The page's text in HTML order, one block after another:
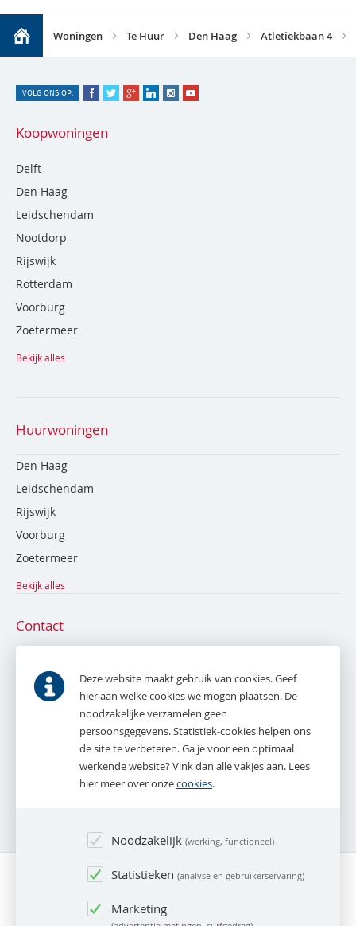
Woningen Te Huur Den Haag Atletiekbaan 4
VOLG ONS OP:
Koopwoningen
Delft
Den Haag
Leidschendam
Nootdorp
Rijswijk
Rotterdam
Voorburg
Zoetermeer
Bekijk alles
Huurwoningen
Den Haag
Leidschendam
Rijswijk
Voorburg
Zoetermeer
Bekijk alles
Contact
Parkweg 53
2271 AEVoorburg
070 - 387 16 16
info@debruynentak.nl
06 - 27 888 387
Deze website maakt gebruik van cookies. Geef
hier aan welke cookies we mogen plaatsen. De
noodzakelijke verzamelen geen
persoonsgegevens. Statistiek-cookies helpen ons
de site te verbeteren. Ga je voor een optimaal
werkende website? Vink dan alle vakjes aan. Lees
hier meer over onzecookies.
Noodzakelijk werking, functioneel
Statistieken analyse en gebruikerservaring
Marketing